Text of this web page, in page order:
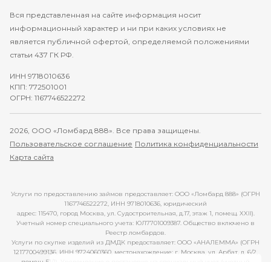
Вся представленная на сайте информация носит
информационный характер и ни при каких условиях не
является публичной офертой, определяемой положениями
статьи 437 ГК РФ.
ИНН 9718010636
КПП: 772501001
ОГРН: 1167746522272
2026, ООО «Ломбард 888». Все права защищены.
Пользовательское соглашение Политика конфиденциальности
Карта сайта
Услуги по предоставлению займов предоставляет: ООО «Ломбард 888» (ОГРН
1167746522272, ИНН 9718010636, юридический
адрес: 115470, город Москва, ул. Судостроительная, д.17, этаж 1, помещ. XXII).
Учетный номер специального учета: ЮЛ7701009387. Общество включено в
Реестр ломбардов.
Услуги по скупке изделий из ДМДК предоставляет: ООО «АНАЛЕММА» (ОГРН
1217700499136, ИНН 9724060360, местонахождение: г. Москва, ул. Арбат, д. 6/2,